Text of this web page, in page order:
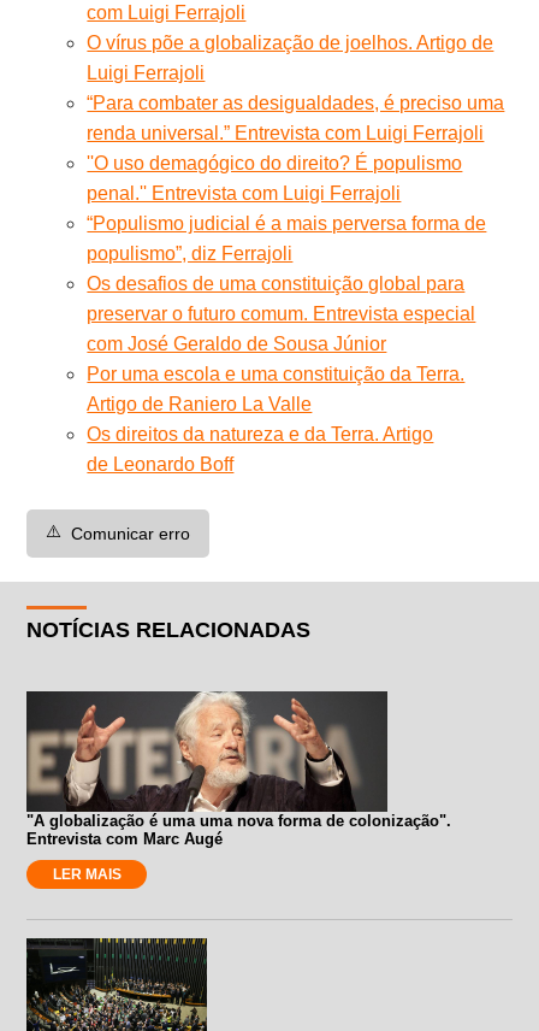
com Luigi Ferrajoli
O vírus põe a globalização de joelhos. Artigo de
Luigi Ferrajoli
“Para combater as desigualdades, é preciso uma
renda universal.” Entrevista com Luigi Ferrajoli
''O uso demagógico do direito? É populismo
penal.'' Entrevista com Luigi Ferrajoli
“Populismo judicial é a mais perversa forma de
populismo”, diz Ferrajoli
Os desafios de uma constituição global para
preservar o futuro comum. Entrevista especial
com José Geraldo de Sousa Júnior
Por uma escola e uma constituição da Terra.
Artigo de Raniero La Valle
Os direitos da natureza e da Terra. Artigo
de Leonardo Boff
⚠️ Comunicar erro
NOTÍCIAS RELACIONADAS
"A globalização é uma uma nova forma de colonização".
Entrevista com Marc Augé
LER MAIS